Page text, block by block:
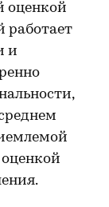
оценкой
работает
и